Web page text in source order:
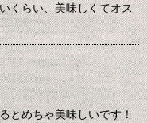
くらい、美味しくてオス
とめちゃ美味しいです！